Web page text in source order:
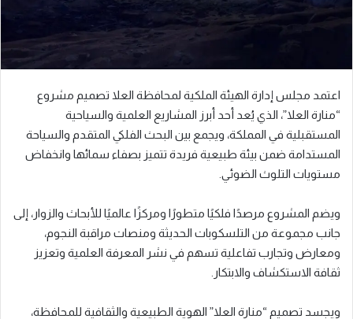
اعتمد مجلس إدارة الهيئة الملكية لمحافظة العلا تصميم مشروع
“منارة العلا”، الذي يُعد أحد أبرز المشاريع العلمية والسياحية
المستقبلية في المملكة، ويجمع بين البحث الفلكي المتقدم والسياحة
المستدامة ضمن بيئة طبيعية فريدة تتميز بصفاء سمائها وانخفاض
مستويات التلوث الضوئي.
ويضم المشروع مرصدًا فلكيًا متطورًا ومركزًا عالميًا للأبحاث والزوار، إلى
جانب مجموعة من التلسكوبات الحديثة ومنصات مراقبة النجوم،
ومعارض وتجارب تفاعلية تسهم في نشر المعرفة العلمية وتعزيز
ثقافة الاستكشاف والابتكار.
ويجسد تصميم “منارة العلا” الهوية الطبيعية والثقافية للمحافظة،